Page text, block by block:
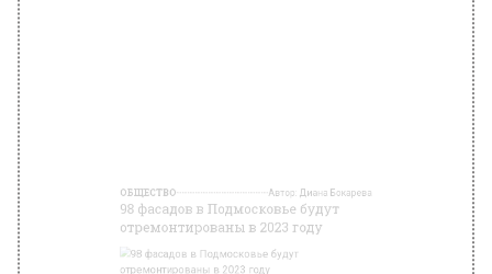
21 марта 2023, 15:43
В рамках национального проекта «Жилье и